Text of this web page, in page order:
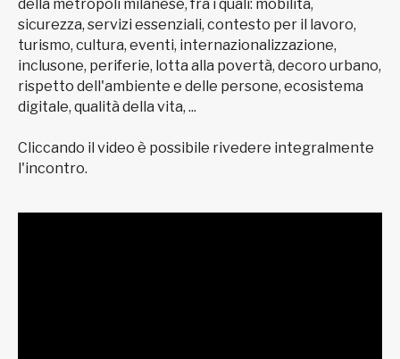
della metropoli milanese, fra i quali: mobilità,
sicurezza, servizi essenziali, contesto per il lavoro,
turismo, cultura, eventi, internazionalizzazione,
inclusone, periferie, lotta alla povertà, decoro urbano,
rispetto dell'ambiente e delle persone, ecosistema
digitale, qualità della vita, ...
Cliccando il video è possibile rivedere integralmente
l'incontro.